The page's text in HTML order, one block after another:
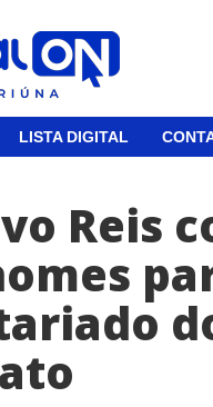
LISTA DIGITAL
Reis